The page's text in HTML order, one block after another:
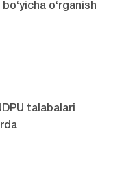
o‘rganish
talabalari